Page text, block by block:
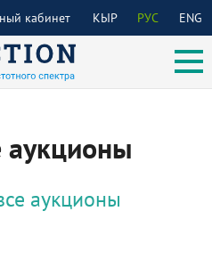
КЫР РУС ENG
кабинет
аукционы